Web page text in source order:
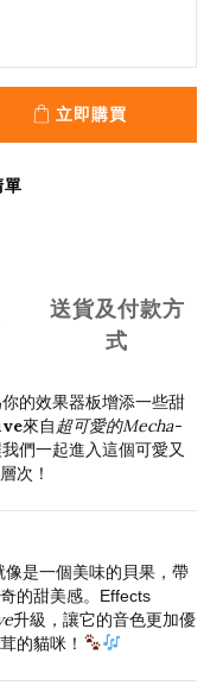
立即購買
單
送貨及付款方
式
的效果器板增添一些甜
來自 超可愛的Mecha-
們一起進入這個可愛又
次！
像是一個美味的貝果，帶
的甜美感。Effects
升級，讓它的音色更加優
的貓咪！